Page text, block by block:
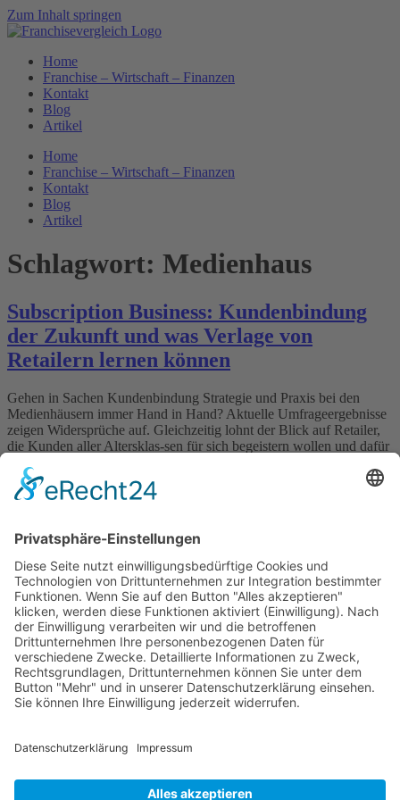
Zum Inhalt springen
Home
Franchise – Wirtschaft – Finanzen
Kontakt
Blog
Artikel
Home
Franchise – Wirtschaft – Finanzen
Kontakt
Blog
Artikel
Schlagwort: Medienhaus
Subscription Business: Kundenbindung
der Zukunft und was Verlage von
Retailern lernen können
Gehen in Sachen Kundenbindung Strategie und Praxis bei den
Medienhäusern immer Hand in Hand? Aktuelle Umfrageergebnisse
zeigen Widersprüche auf. Gleichzeitig lohnt der Blick auf Retailer,
die Kunden aller Altersklas-sen für sich begeistern wollen und dafür
Printerlöse bleiben weiterhin die tragende Säule im Verlagsgeschäft.
Das ist ein überraschendes Ergebnis […]
Impressum
Datenschutz
Kooperation
Werbung
Presse- und Öffentlichkeitsarbeit
Aktuelles
Themenwelt